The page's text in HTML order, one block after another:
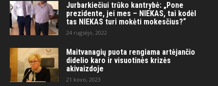
Jurbarkiečiui trūko kantrybė: „Pone
prezidente, jei mes – NIEKAS, tai kodėl
tas NIEKAS turi mokėti mokesčius?“
24 rugsėjo, 2022
Maitvanagių puota rengiama artėjančio
didelio karo ir visuotinės krizės
akivaizdoje
21 kovo, 2023